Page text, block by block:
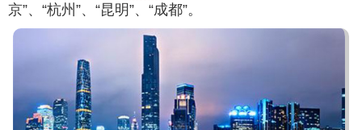
京”、“杭州”、“昆明”、“成都”。